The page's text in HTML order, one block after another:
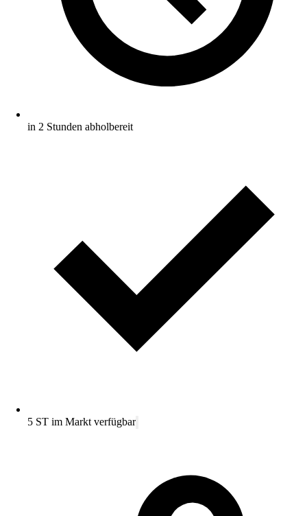
in 2 Stunden abholbereit
5 ST im Markt verfügbar